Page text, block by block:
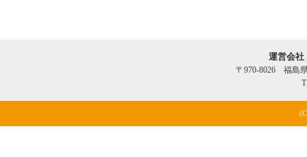
運営会
〒970-8026 福島